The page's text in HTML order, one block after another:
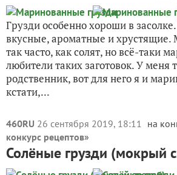
Грузди особенно хороши в
вкусные, ароматные и хрустящие.
так часто, как солят, но всё-таки
любители таких заготовок. У меня
родственник, вот для него я и
кстати,...
460RU 26 сентября 2019, 18:11 на
конкурс рецептов»
Солёные грузди (мокрый